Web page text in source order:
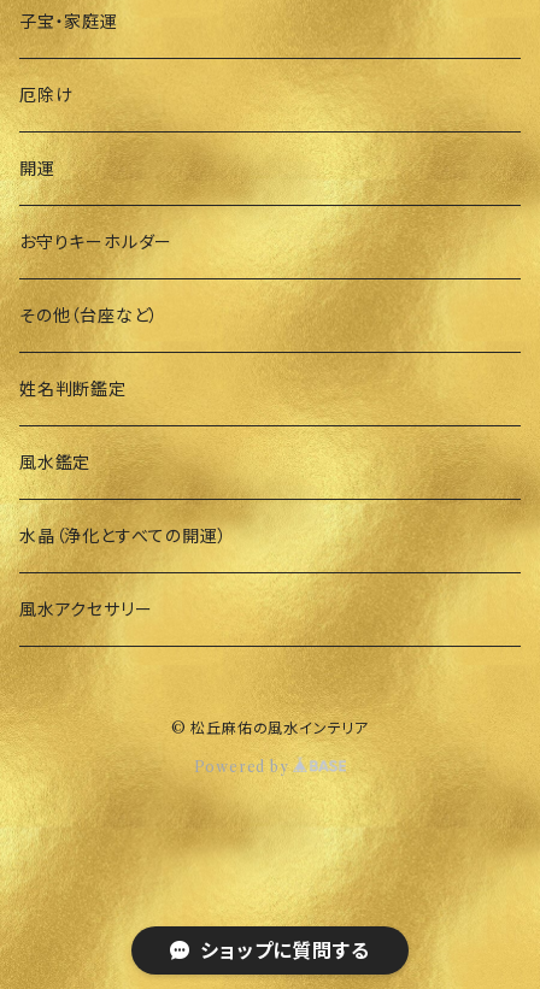
ショップに質問する
子宝・家庭運
厄除け
開運
お守りキーホルダー
その他（台座など）
姓名判断鑑定
風水鑑定
水晶（浄化とすべての開運）
風水アクセサリー
© 松丘麻佑の風水インテリア
Powered by